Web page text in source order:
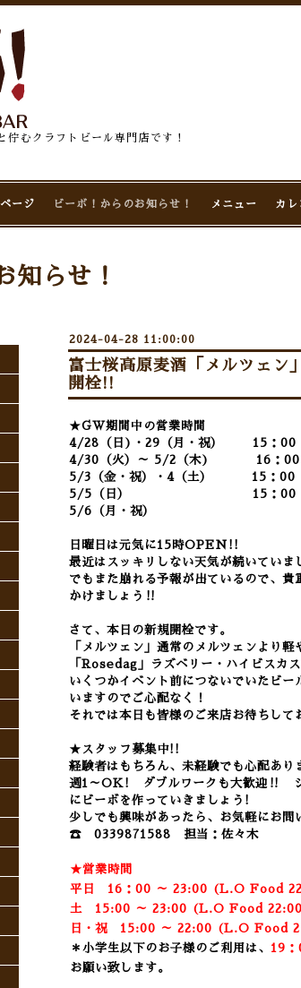
むクラフトビール専門店です！
ージ ビーボ！からのお知らせ！ メニュー カレ
知らせ！
2024-04-28 11:00:00
富士桜高原麦酒「メルツェン
開栓!!
★GW期間中の営業時間
4/28（日)・29（月・祝） 15：
4/30（火）～ 5/2（木) 16：
5/3（金・祝）・4（土） 15：
5/5（日） 15：00 ～
5/6（月・祝）
日曜日は元気に15時OPEN!!
最近はスッキリしない天気が続いていま
でもまた崩れる予報が出ているので、貴
かけましょう‼
さて、本日の新規開栓です。
「メルツェン」通常のメルツェンより
「Rosedag」ラズベリー・ハイビスカ
いくつかイベント前につないでいたビ
いますのでご心配なく！
それでは本日も皆様のご来店お待ちして
★スタッフ募集中!!
経験者はもちろん、未経験でも心配あり
週1～OK! ダブルワークも大歓迎‼ シ
にビーボを作っていきましょう!
少しでも興味があったら、お気軽にお問
☎ 0339871588 担当：佐々木
★営業時間
平日 16：00 ～ 23:00 (L.O Food
土 15:00 ～ 23:00 (L.O Food
日・祝 15:00 ～ 22:00 (L.O Food
＊小学生以下のお子様のご利用は、 19
お願い致します。